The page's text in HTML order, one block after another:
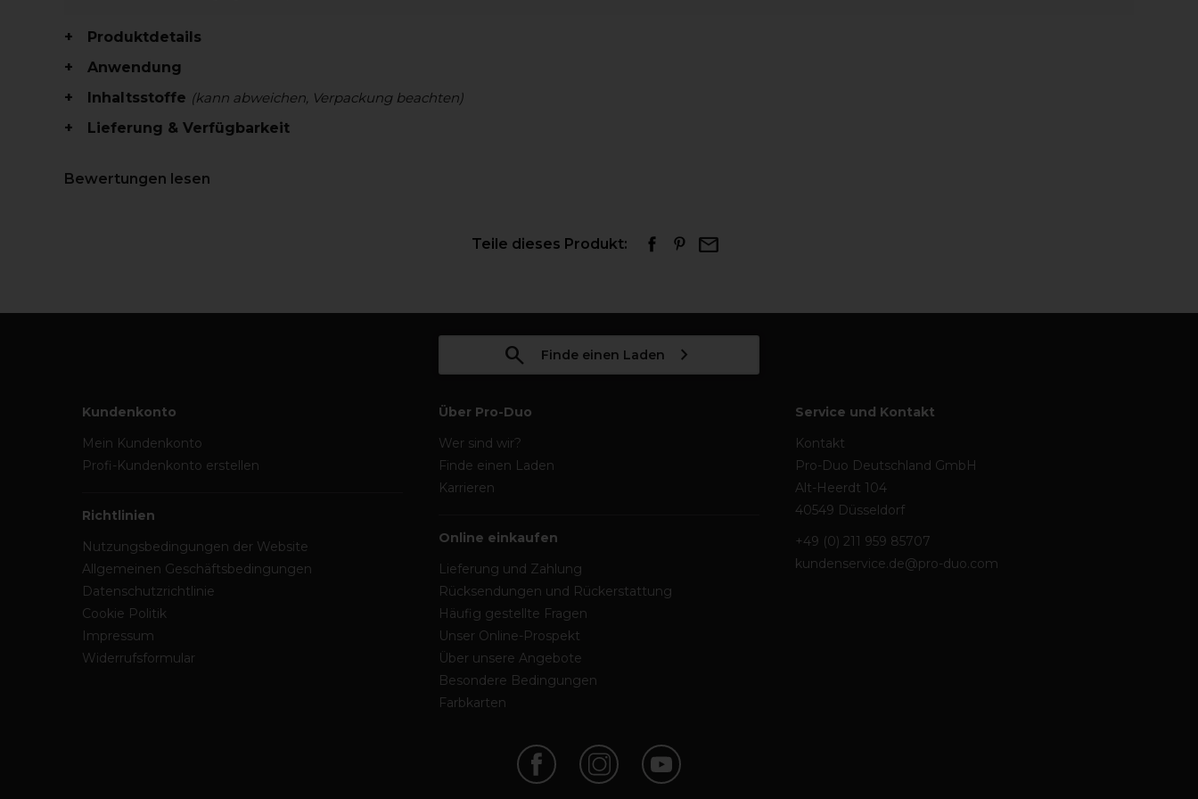
Produktdetails
Anwendung
Inhaltsstoffe (kann abweichen, Verpackung beachten)
Lieferung & Verfügbarkeit
Bewertungen lesen
Teile dieses Produkt:
Finde einen Laden
Kundenkonto
Mein Kundenkonto
Profi-Kundenkonto erstellen
Richtlinien
Nutzungsbedingungen der Website
Allgemeinen Geschäftsbedingungen
Datenschutzrichtlinie
Cookie Politik
Impressum
Widerrufsformular
Über Pro-Duo
Wer sind wir?
Finde einen Laden
Karrieren
Online einkaufen
Lieferung und Zahlung
Rücksendungen und Rückerstattung
Häufig gestellte Fragen
Unser Online-Prospekt
Über unsere Angebote
Besondere Bedingungen
Farbkarten
Service und Kontakt
Kontakt
Pro-Duo Deutschland GmbH
Alt-Heerdt 104
40549 Düsseldorf
+49 (0) 211 959 85707
kundenservice.de@pro-duo.com